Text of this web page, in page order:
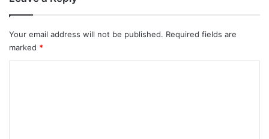
Your email address will not be published. Required fields are
marked *